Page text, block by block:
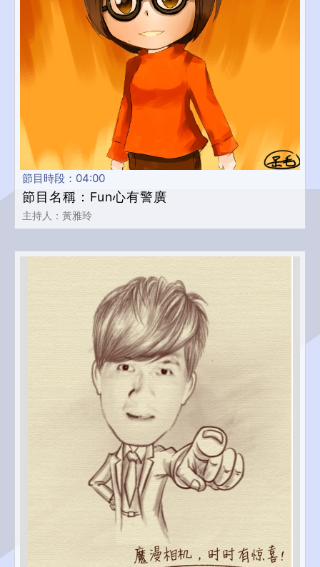
節目時段：04:00
節目名稱：Fun心有警廣
主持人：黃雅玲